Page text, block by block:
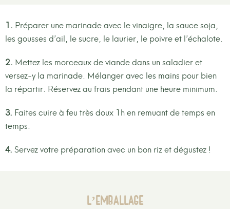
1. Préparer une marinade avec le vinaigre, la sauce soja,
les gousses d’ail, le sucre, le laurier, le poivre et l’échalote.
2. Mettez les morceaux de viande dans un saladier et
versez-y la marinade. Mélanger avec les mains pour bien
la répartir. Réservez au frais pendant une heure minimum.
3. Faites cuire à feu très doux 1h en remuant de temps en
temps.
4. Servez votre préparation avec un bon riz et dégustez !
L’emballage